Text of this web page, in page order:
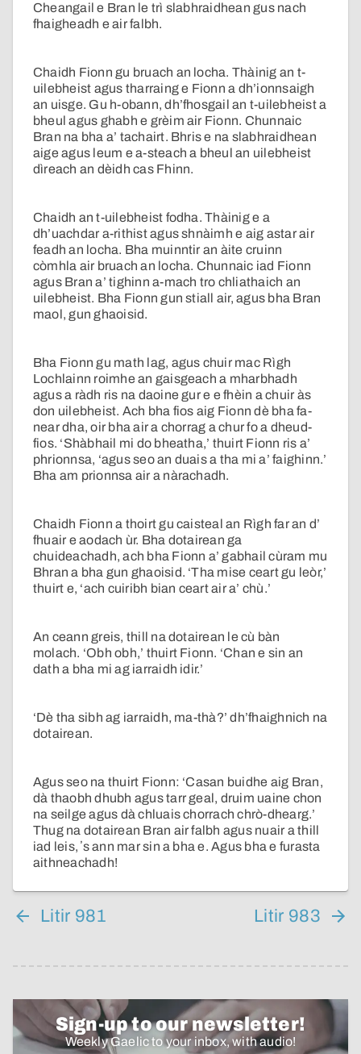
Cheangail e Bran le trì slabhraidhean gus nach
fhaigheadh e air falbh.
Chaidh Fionn gu bruach an locha. Thàinig an t-
uilebheist agus tharraing e Fionn a dh’ionnsaigh
an uisge. Gu h-obann, dh’fhosgail an t-uilebheist a
bheul agus ghabh e grèim air Fionn. Chunnaic
Bran na bha a’ tachairt. Bhris e na slabhraidhean
aige agus leum e a-steach a bheul an uilebheist
dìreach an dèidh cas Fhinn.
Chaidh an t-uilebheist fodha. Thàinig e a
dh’uachdar a-rithist agus shnàimh e aig astar air
feadh an locha. Bha muinntir an àite cruinn
còmhla air bruach an locha. Chunnaic iad Fionn
agus Bran a’ tighinn a-mach tro chliathaich an
uilebheist. Bha Fionn gun stiall air, agus bha Bran
maol, gun ghaoisid.
Bha Fionn gu math lag, agus chuir mac Rìgh
Lochlainn roimhe an gaisgeach a mharbhadh
agus a ràdh ris na daoine gur e e fhèin a chuir às
don uilebheist. Ach bha fios aig Fionn dè bha fa-
near dha, oir bha air a chorrag a chur fo a dheud-
fios. ‘Shàbhail mi do bheatha,’ thuirt Fionn ris a’
phrionnsa, ‘agus seo an duais a tha mi a’ faighinn.’
Bha am prionnsa air a nàrachadh.
Chaidh Fionn a thoirt gu caisteal an Rìgh far an d’
fhuair e aodach ùr. Bha dotairean ga
chuideachadh, ach bha Fionn a’ gabhail cùram mu
Bhran a bha gun ghaoisid. ‘Tha mise ceart gu leòr,’
thuirt e, ‘ach cuiribh bian ceart air a’ chù.’
An ceann greis, thill na dotairean le cù bàn
molach. ‘Obh obh,’ thuirt Fionn. ‘Chan e sin an
dath a bha mi ag iarraidh idir.’
‘Dè tha sibh ag iarraidh, ma-thà?’ dh’fhaighnich na
dotairean.
Agus seo na thuirt Fionn: ‘Casan buidhe aig Bran,
dà thaobh dhubh agus tarr geal, druim uaine chon
na seilge agus dà chluais chorrach chrò-dhearg.’
Thug na dotairean Bran air falbh agus nuair a thill
iad leis, ʼs ann mar sin a bha e. Agus bha e furasta
aithneachadh!
Litir 981 Litir 983
Sign-up to our newsletter!
Weekly Gaelic to your inbox, with audio!